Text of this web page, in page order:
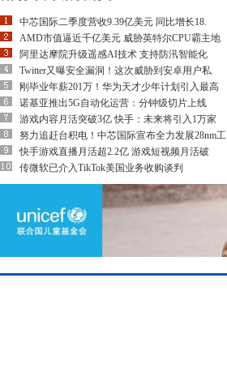
中芯国际二季度营收9.39亿美元 同比增长18.
AMD市值逼近千亿美元 威胁英特尔CPU霸主地
阿里达摩院升级遥感AI技术 支持防汛智能化
Twitter又曝安全漏洞！这次威胁到安卓用户私
刚毕业年薪201万！华为天才少年计划引入最高
诺基亚推出5G自动化运营：分钟级切片上线
游戏内容月活突破3亿 快手：未来将引入1万家
努力追赶台积电！中芯国际宣布全力发展28nm工
快手游戏直播月活超2.2亿 游戏短视频月活破
传微软已介入TikTok美国业务收购谈判